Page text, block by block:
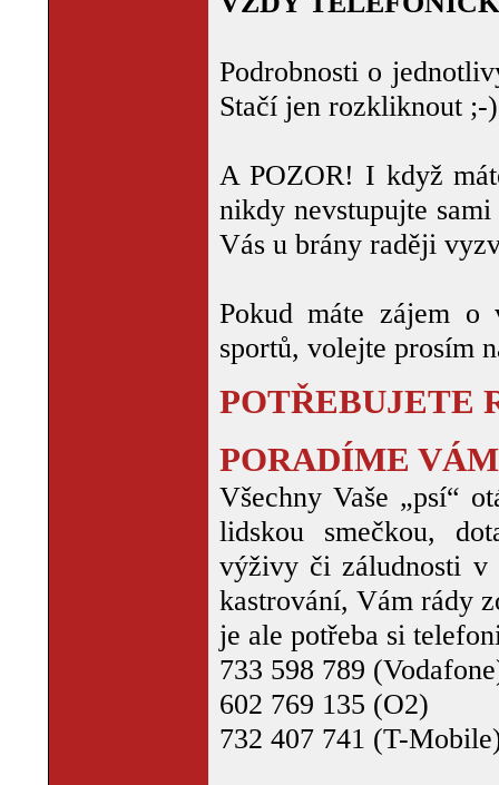
Podrobnosti o
Stačí jen rozkliknout ;-)
A POZOR! I když
nikdy nevstupujte
Vás u brány raději
Pokud máte zájem o
sportů, volejte prosím
POTŘEBUJETE
PORADÍME VÁM
Všechny Vaše „psí“
lidskou smečkou,
výživy či záludnosti v
kastrování, Vám rády
je ale potřeba si
733 598 789
602 769 135 (O2)
732 407 741 (T-